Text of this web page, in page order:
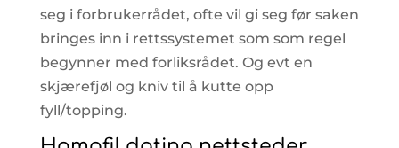
seg i forbrukerrådet, ofte vil gi seg før saken
bringes inn i rettssystemet som som regel
begynner med forliksrådet. Og evt en
skjærefjøl og kniv til å kutte opp
fyll/topping.